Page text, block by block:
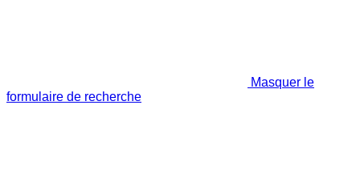
Masquer le
formulaire de recherche